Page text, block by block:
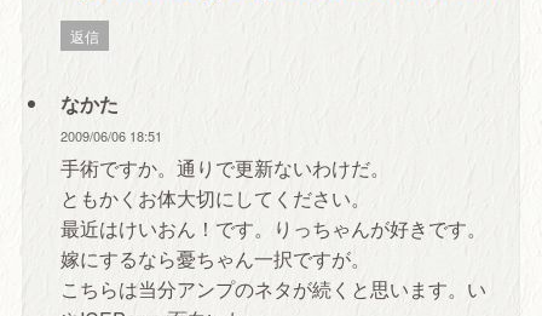
返信
なかた
2009/06/06 18:51
手術ですか。通りで更新ないわけだ。
ともかくお体大切にしてください。
最近はけいおん！です。りっちゃんが好きです。
嫁にするなら憂ちゃん一択ですが。
こちらは当分アンプのネタが続くと思います。い